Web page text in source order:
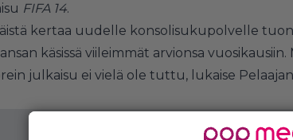
FIFA 14.
kertaa uudelle konsolisukupolvelle
käsissä viileimmät arvionsa vuosikausiin.
julkaisu ei vielä ole tuttu, lukaise Pelaajan